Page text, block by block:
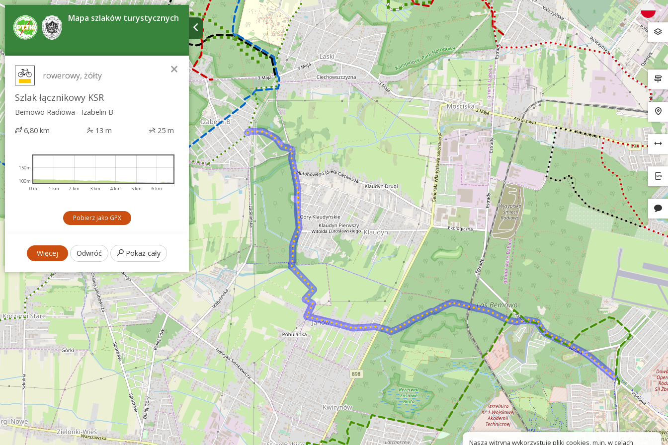
Mapa szlaków turystycznych
×
rowerowy, żółty
Szlak łącznikowy KSR
Bemowo Radiowa - Izabelin B
6,80 km
13 m 25 m
0 m 1 km 2 km 3 km 4 km 5 km 6 km
100m
150m
Pobierz jako GPX
Więcej Odwróć Pokaż cały
Nasza witryna wykorzystuje pliki cookies, m.in. w celach